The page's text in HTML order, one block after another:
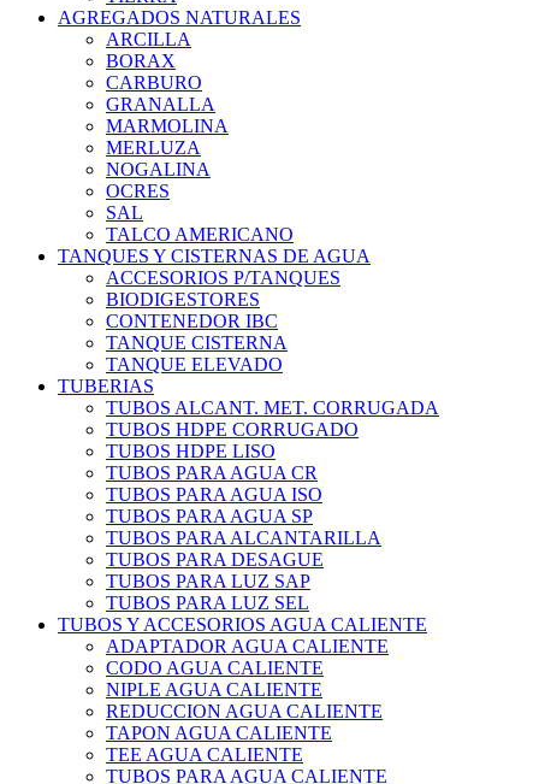
AGREGADOS NATURALES
ARCILLA
BORAX
CARBURO
GRANALLA
MARMOLINA
MERLUZA
NOGALINA
OCRES
SAL
TALCO AMERICANO
TANQUES Y CISTERNAS DE AGUA
ACCESORIOS P/TANQUES
BIODIGESTORES
CONTENEDOR IBC
TANQUE CISTERNA
TANQUE ELEVADO
TUBERIAS
TUBOS ALCANT. MET. CORRUGADA
TUBOS HDPE CORRUGADO
TUBOS HDPE LISO
TUBOS PARA AGUA CR
TUBOS PARA AGUA ISO
TUBOS PARA AGUA SP
TUBOS PARA ALCANTARILLA
TUBOS PARA DESAGUE
TUBOS PARA LUZ SAP
TUBOS PARA LUZ SEL
TUBOS Y ACCESORIOS AGUA CALIENTE
ADAPTADOR AGUA CALIENTE
CODO AGUA CALIENTE
NIPLE AGUA CALIENTE
REDUCCION AGUA CALIENTE
TAPON AGUA CALIENTE
TEE AGUA CALIENTE
TUBOS PARA AGUA CALIENTE